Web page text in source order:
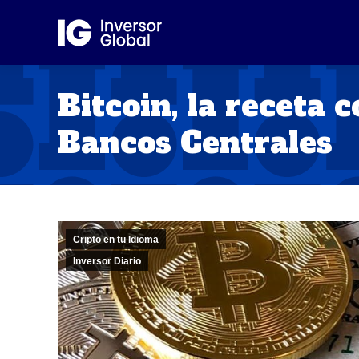
Bitcoin, la receta
Bancos Centrales
Cripto en tu Idioma
Inversor Diario